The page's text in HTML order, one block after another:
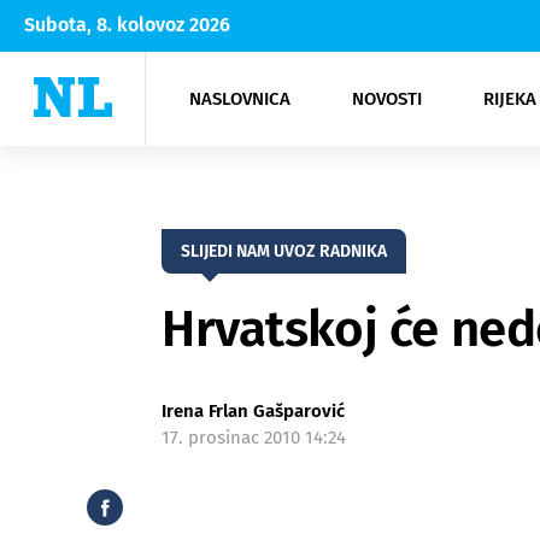
Subota, 8. kolovoz 2026
NASLOVNICA NOVOSTI
Rijeka Opatija
NK
Moda
Kultura
SLIJEDI NAM UVOZ RADNIKA
Hrvatskoj će
Irena Frlan Gašparović
17. prosinac 2010 14:24